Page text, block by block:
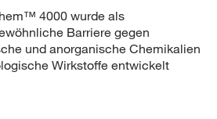
4000 wurde als
Barriere gegen
und anorganische Chemikalien
Wirkstoffe entwickelt